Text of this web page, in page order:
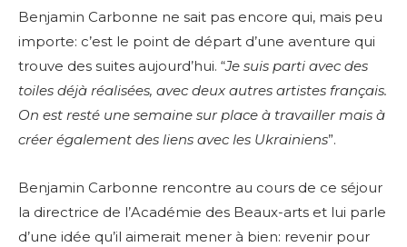
Benjamin Carbonne ne sait pas encore qui, mais peu
importe: c’est le point de départ d’une aventure qui
trouve des suites aujourd’hui. “Je suis parti avec des
toiles déjà réalisées, avec deux autres artistes français.
On est resté une semaine sur place à travailler mais à
créer également des liens avec les Ukrainiens”.
Benjamin Carbonne rencontre au cours de ce séjour
la directrice de l’Académie des Beaux-arts et lui parle
d’une idée qu’il aimerait mener à bien: revenir pour